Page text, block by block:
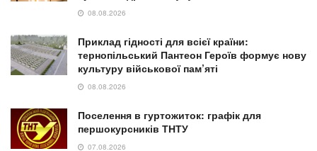
08.08.2026
Приклад гідності для всієї країни:
тернопільський Пантеон Героїв формує нову
культуру військової пам’яті
08.08.2026
Поселення в гуртожиток: графік для
першокурсників ТНТУ
07.08.2026